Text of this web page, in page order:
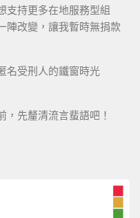
支持更多在地服務型組
陣改變，讓我暫時無捐款
名受刑人的鐵窗時光
，先釐清流言蜚語吧！